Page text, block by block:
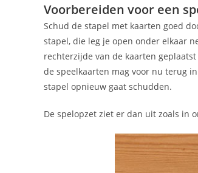
Voorbereiden voor een
Schud de stapel met kaarten goed
stapel, die leg je open onder elkaar
rechterzijde van de kaarten
de speelkaarten mag voor nu terug
stapel opnieuw gaat schudden.
De spelopzet ziet er dan uit zoals in